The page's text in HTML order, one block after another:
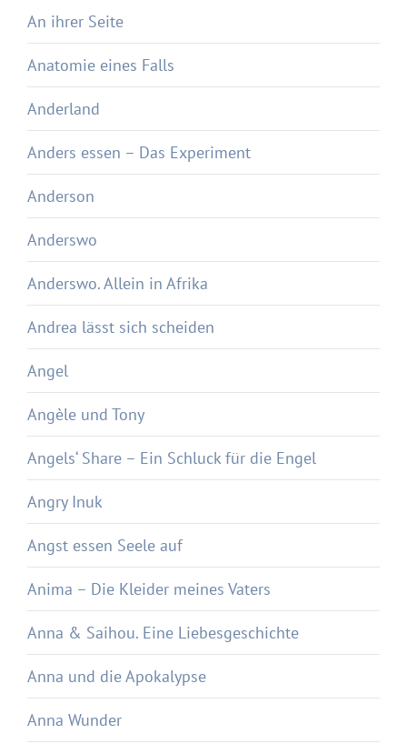
An ihrer Seite
Anatomie eines Falls
Anderland
Anders essen – Das Experiment
Anderson
Anderswo
Anderswo. Allein in Afrika
Andrea lässt sich scheiden
Angel
Angèle und Tony
Angels‘ Share – Ein Schluck für die Engel
Angry Inuk
Angst essen Seele auf
Anima – Die Kleider meines Vaters
Anna & Saihou. Eine Liebesgeschichte
Anna und die Apokalypse
Anna Wunder